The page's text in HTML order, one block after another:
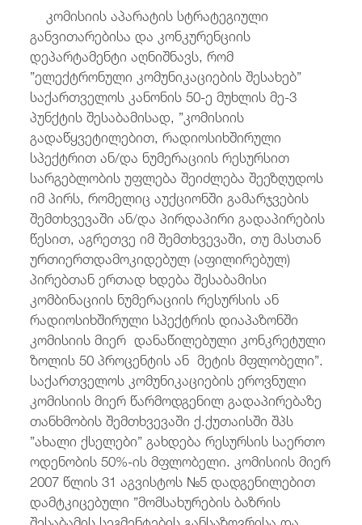
კომისიის აპარატის სტრატეგიული
განვითარებისა და კონკურენციის
დეპარტამენტი აღნიშნავს, რომ
”ელექტრონული კომუნიკაციების შესახებ”
საქართველოს კანონის 50-ე მუხლის მე-3
პუნქტის შესაბამისად, ”კომისიის
გადაწყვეტილებით, რადიოსიხშირული
სპექტრით ან/და ნუმერაციის რესურსით
სარგებლობის უფლება შეიძლება შეეზღუდოს
იმ პირს, რომელიც აუქციონში გამარჯვების
შემთხვევაში ან/და პირდაპირი გადაპირების
წესით, აგრეთვე იმ შემთხვევაში, თუ მასთან
ურთიერთდამოკიდებულ (აფილირებულ)
პირებთან ერთად ხდება შესაბამისი
კომბინაციის ნუმერაციის რესურსის ან
რადიოსიხშირული სპექტრის დიაპაზონში
კომისიის მიერ დანაწილებული კონკრეტული
ზოლის 50 პროცენტის ან მეტის მფლობელი”.
საქართველოს კომუნიკაციების ეროვნული
კომისიის მიერ წარმოდგენილ გადაპირებაზე
თანხმობის შემთხვევაში ქ.ქუთაისში შპს
”ახალი ქსელები” გახდება რესურსის საერთო
ოდენობის 50%-ის მფლობელი. კომისიის მიერ
2007 წლის 31 აგვისტოს №5 დადგენილებით
დამტკიცებული ”მომსახურების ბაზრის